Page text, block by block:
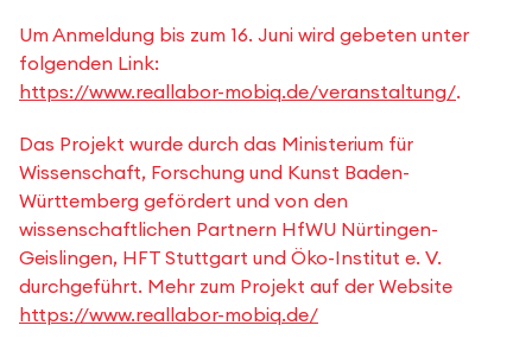
Um Anmeldung bis zum 16. Juni wird gebeten unter
folgenden Link:
https://www.reallabor-mobiq.de/veranstaltung/.
Das Projekt wurde durch das Ministerium für
Wissenschaft, Forschung und Kunst Baden-
Württemberg gefördert und von den
wissenschaftlichen Partnern HfWU Nürtingen-
Geislingen, HFT Stuttgart und Öko-Institut e. V.
durchgeführt. Mehr zum Projekt auf der Website
https://www.reallabor-mobiq.de/